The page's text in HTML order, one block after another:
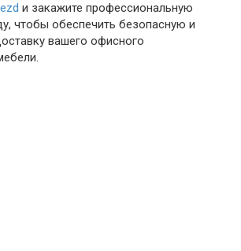
и закажите профессиональную
чтобы обеспечить безопасную и
вашего офисного